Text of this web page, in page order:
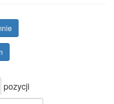
pozycji